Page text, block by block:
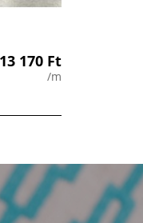
13 170 Ft
/m